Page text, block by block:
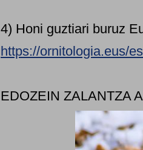
4) Honi guztiari buruz
https://ornitologia.eus/
EDOZEIN ZALANTZA